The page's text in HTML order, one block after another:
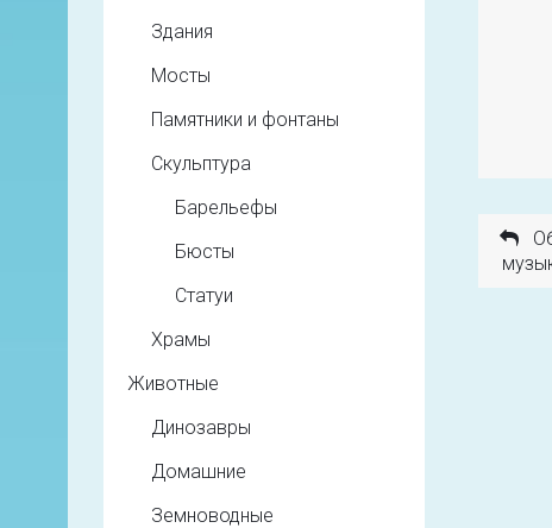
Здания
Мосты
Памятники и фонтаны
Скульптура
Барельефы
Бюсты
Статуи
Храмы
Животные
Динозавры
Домашние
Земноводные